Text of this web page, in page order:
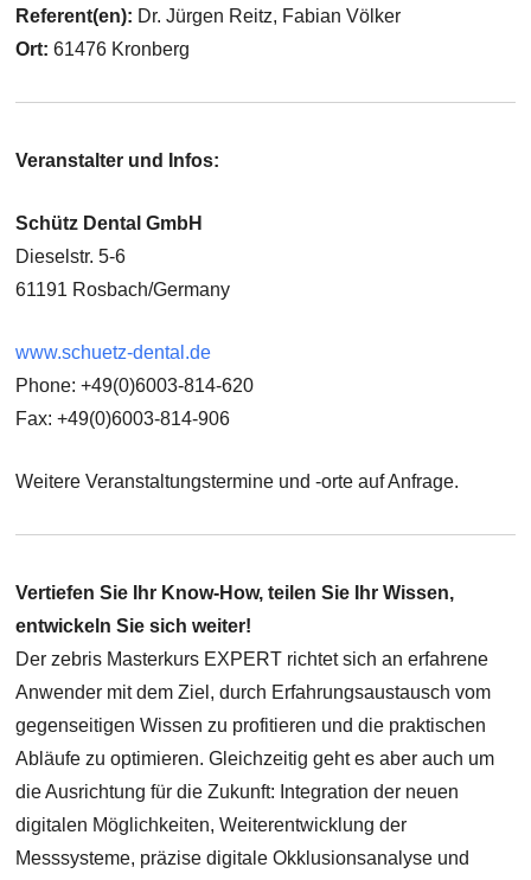
Referent(en): Dr. Jürgen Reitz, Fabian Völker
Ort:61476 Kronberg
Veranstalter und Infos:
Schütz Dental GmbH
Dieselstr. 5-6
61191 Rosbach/Germany
www.schuetz-dental.de
Phone: +49(0)6003-814-620
Fax: +49(0)6003-814-906
Weitere Veranstaltungstermine und -orte auf Anfrage.
Vertiefen Sie Ihr Know-How, teilen Sie Ihr Wissen,
entwickeln Sie sich weiter!
Der zebris Masterkurs EXPERT richtet sich an erfahrene
Anwender mit dem Ziel, durch Erfahrungsaustausch vom
gegenseitigen Wissen zu profitieren und die praktischen
Abläufe zu optimieren. Gleichzeitig geht es aber auch um
die Ausrichtung für die Zukunft: Integration der neuen
digitalen Möglichkeiten, Weiterentwicklung der
Messsysteme, präzise digitale Okklusionsanalyse und